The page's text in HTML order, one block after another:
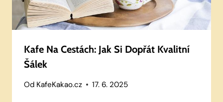
Kafe Na Cestách: Jak Si Dopřát Kvalitní
Šálek
Od KafeKakao.cz 17. 6. 2025